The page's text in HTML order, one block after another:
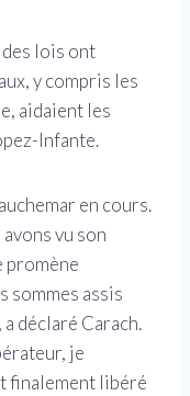
lois ont
y compris les
aidaient les
Infante.
en cours.
vu son
promène
sommes assis
déclaré Carach.
je
finalement libéré